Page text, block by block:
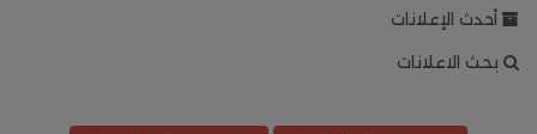
أحدث الإعلانات
بحث الاعلانات